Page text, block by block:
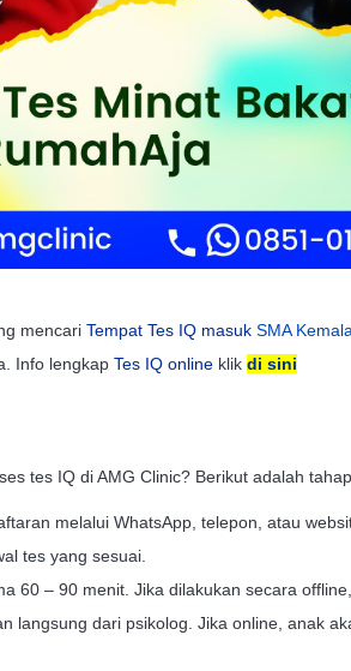
mencari Tempat Tes IQ masuk SMA
Info lengkap Tes IQ online klik di sini
tes IQ di AMG Clinic? Berikut adalah
melalui WhatsApp, telepon, atau
tes yang sesuai.
60 – 90 menit. Jika dilakukan secara
langsung dari psikolog. Jika online, anak